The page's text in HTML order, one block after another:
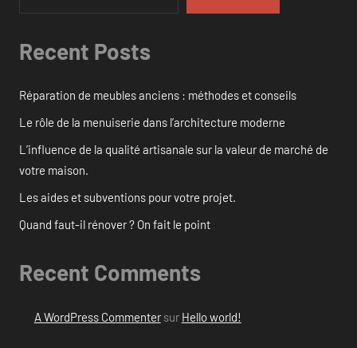
Recent Posts
Réparation de meubles anciens : méthodes et conseils
Le rôle de la menuiserie dans l’architecture moderne
L’influence de la qualité artisanale sur la valeur de marché de
votre maison.
Les aides et subventions pour votre projet.
Quand faut-il rénover ? On fait le point
Recent Comments
A WordPress Commentersur Hello world!